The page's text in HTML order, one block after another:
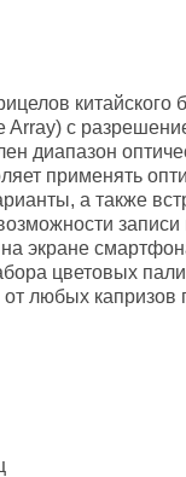
с
диапазон
применять
а также
экране
цветовых
любых капризов